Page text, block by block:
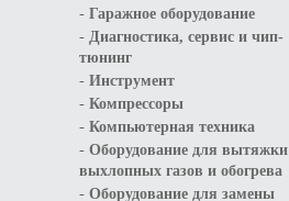
- Гаражное оборудование
- Диагностика, сервис и чип-
тюнинг
- Инструмент
- Компрессоры
- Компьютерная техника
- Оборудование для вытяжки
выхлопных газов и обогрева
- Оборудование для замены